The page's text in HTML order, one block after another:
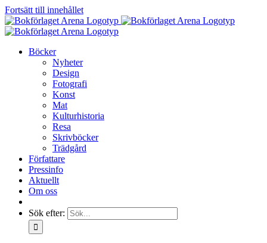
Fortsätt till innehållet
Böcker
Nyheter
Design
Fotografi
Konst
Mat
Kulturhistoria
Resa
Skrivböcker
Trädgård
Författare
Pressinfo
Aktuellt
Om oss
Sök efter: